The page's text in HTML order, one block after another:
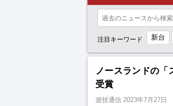
注目キーワード 新台
ノースランドの「
受賞
遊技通信 2023年7月27日